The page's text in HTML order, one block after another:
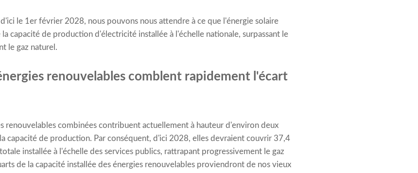
le 1er février 2028, nous pouvons nous attendre à ce que l'énergie solaire
capacité de production d'électricité installée à l'échelle nationale, surpassant le
le gaz naturel.
renouvelables comblent rapidement l'écart
renouvelables combinées contribuent actuellement à hauteur d'environ deux
capacité de production. Par conséquent, d'ici 2028, elles devraient couvrir 37,4
installée à l'échelle des services publics, rattrapant progressivement le gaz
de la capacité installée des énergies renouvelables proviendront de nos vieux